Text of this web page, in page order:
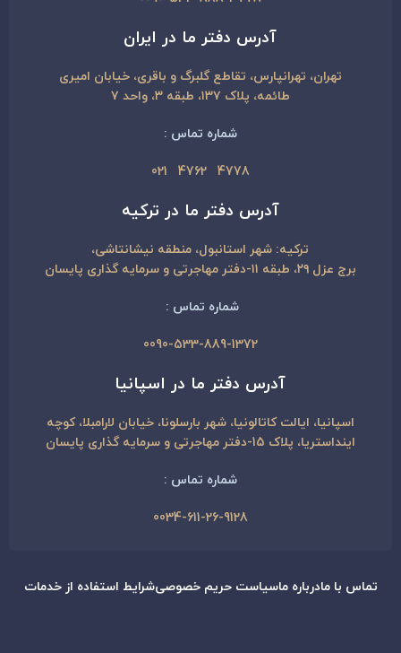
آدرس دفتر ما در ایران
تهران، تهرانپارس، تقاطع گلبرگ و باقری، خیابان امیری
طائمه، پلاک ۱۳۷، طبقه ۳، واحد ۷
شماره تماس :
4778 4762 021
آدرس دفتر ما در ترکیه
ترکیه: شهر استانبول، منطقه نیشانتاشی،
برج عزل ۲۹، طبقه ۱۱-دفتر مهاجرتی و سرمایه گذاری پایسان
شماره تماس :
0090-533-889-1372
آدرس دفتر ما در اسپانیا
اسپانیا، ایالت کاتالونیا، شهر بارسلونا، خیابان لارامبلا، کوچه
اینداستریا، پلاک 15-دفتر مهاجرتی و سرمایه گذاری پایسان
شماره تماس :
0034-611-26-9128
تماس با مادرباره ماسیاست حریم خصوصیشرایط استفاده از خدمات